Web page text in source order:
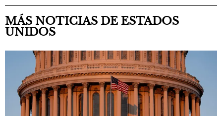
MÁS NOTICIAS DE ESTADOS
UNIDOS